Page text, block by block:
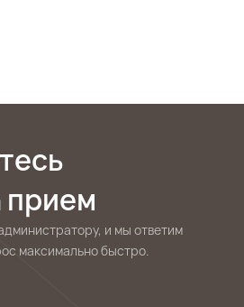
прием
и мы ответим
максимально быстро.